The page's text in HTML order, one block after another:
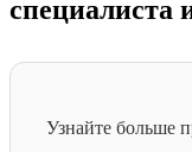
специалиста
Узнайте больше